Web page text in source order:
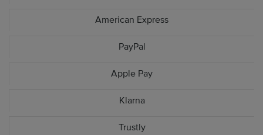
American Express
PayPal
Apple Pay
Klarna
Trustly